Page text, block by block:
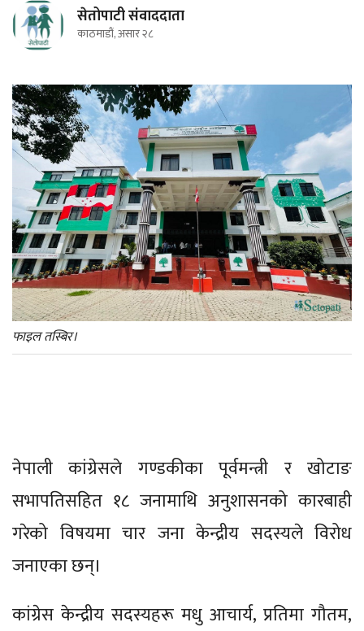
सेतोपाटी संवाददाता
काठमाडौं, असार २८
फाइल तस्बिर।
नेपाली कांग्रेसले गण्डकीका पूर्वमन्त्री र खोटाङ
सभापतिसहित १८ जनामाथि अनुशासनको कारबाही
गरेको विषयमा चार जना केन्द्रीय सदस्यले विरोध
जनाएका छन्।
कांग्रेस केन्द्रीय सदस्यहरू मधु आचार्य, प्रतिमा गौतम,